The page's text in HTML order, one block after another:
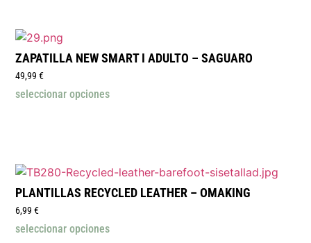
ZAPATILLA NEW SMART I ADULTO – SAGUARO
49,99€
seleccionar opciones
PLANTILLAS RECYCLED LEATHER – OMAKING
6,99€
seleccionar opciones